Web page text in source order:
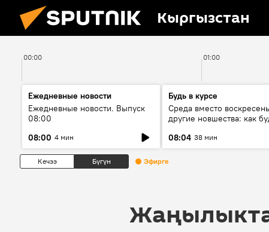
Кыргызстан
00:00 01:00
Ежедневные новости
Ежедневные новости. Выпуск
08:00
08:00 4 мин
Будь в курсе
Среда вместо
другие новшества: как
08:04 38 мин
Кечээ Бүгүн Эфирге